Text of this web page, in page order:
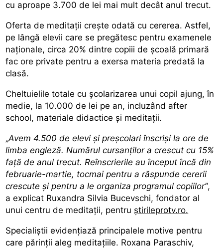
cu aproape 3.700 de lei mai mult decât anul trecut.
Oferta de meditații crește odată cu cererea. Astfel,
pe lângă elevii care se pregătesc pentru examenele
naționale, circa 20% dintre copiii de școală primară
fac ore private pentru a exersa materia predată la
clasă.
Cheltuielile totale cu școlarizarea unui copil ajung, în
medie, la 10.000 de lei pe an, incluzând after
school, materiale didactice și meditații.
„Avem 4.500 de elevi și preșcolari înscriși la ore de
limba engleză. Numărul cursanților a crescut cu 15%
față de anul trecut. Reînscrierile au început încă din
februarie-martie, tocmai pentru a răspunde cererii
crescute și pentru a le organiza programul copiilor”,
a explicat Ruxandra Silvia Bucevschi, fondator al
unui centru de meditații, pentru știrileprotv.ro.
Specialiștii evidențiază principalele motive pentru
care părinții aleg meditațiile. Roxana Paraschiv,